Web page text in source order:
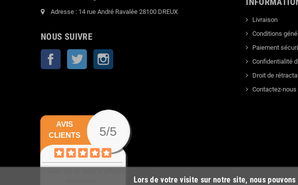
Adresse : 14 rue André Ravalée 28100 DREUX
NOUS SUIVRE
Facebook Twitter
Livraison
Conditions
Paiement
Confidentialité
Droit de
Contactez-nous
Lors de votre visite sur notre site, nous
AVIS
CLIENTS
5/5